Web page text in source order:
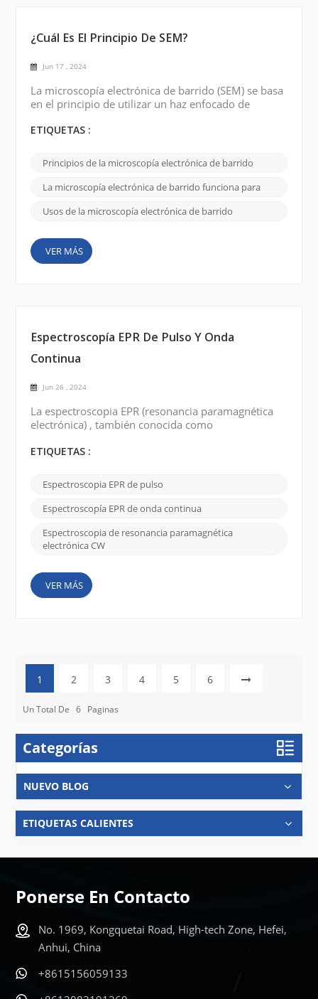
¿Cuál Es El Principio De SEM?
Jun 17 , 2024
La microscopía electrónica de barrido (SEM) se basa
en el principio de utilizar un haz enfocado de
de una muestra y producir una imagen detallada de
funciona mediante el uso de una fuente de
electrones, generalmente un filamento de tungsteno
calentado o una pistola de emisión de campo, para
ETIQUETAS :
Principios de la microscopía electrónica de barrido
La microscopía electrónica de barrido funciona para
Usos de la microscopía electrónica de barrido
VER MÁS
Espectroscopía EPR De Pulso Y Onda
Continua
Jun 26 , 2024
La espectroscopia EPR (resonancia paramagnética
electrónica) , también conocida como
(ESR) , es una técnica utilizada para estudiar la
Hay dos tipos principales de espectroscopia EPR:
espectroscopia EPR de onda continua (CW) y
espectroscopia EPR pulsada . Espectroscopía EPR
ETIQUETAS :
Espectroscopia EPR de pulso
Espectroscopía EPR de onda continua
Espectroscopia de resonancia paramagnética
electrónica CW
VER MÁS
1 2 3 4 5 6
Un Total De 6 Paginas
Categorías
NUEVO BLOG
ETIQUETAS CALIENTES
Ponerse En Contacto
No. 1969, Kongquetai Road, High-tech Zone, Hefei,
Anhui, China
+8615156059133